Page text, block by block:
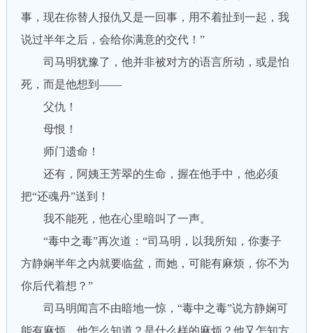
事，现在你替人报仇又是一回事，用不着扯到一起，我
说过半年之后，会给你满意的交代！”
司马明犹豫了，他并非被对方的语言所动，或是怕
死，而是他想到——
父仇！
母恨！
师门遗命！
还有，阿姨王芳翠的生命，握在他手中，他必须
把“还魂丹”送到！
我不能死，他在心里暗叫了一声。
“毒中之毒”再次道：“司马明，以我所知，你妻子
方静娴半年之内就要临盆，而她，可能有麻烦，你不为
你后代着想？”
司马明闻言不由暗地一惊，“毒中之毒”说方静娴可
能有麻烦，他怎么知道？是什么样的麻烦？他又怎知方